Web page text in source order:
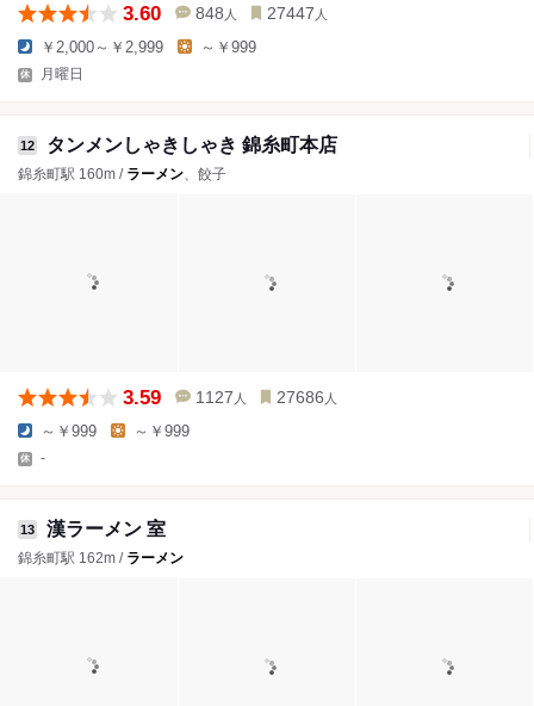
3.60 848 人 27447 人
￥2,000～￥2,999 ～￥999
月曜日
12 タンメンしゃきしゃき 錦糸町本店
錦糸町駅 160m / ラーメン、餃子
3.59 1127 人 27686 人
～￥999 ～￥999
-
13 漢ラーメン 室
錦糸町駅 162m / ラーメン